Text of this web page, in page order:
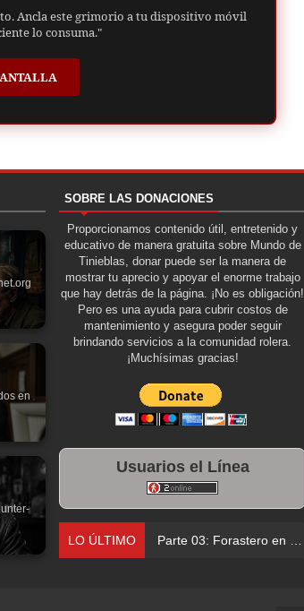
Ancla este grimorio a tu dispositivo móvil
lo consuma."
en
SOBRE LAS DONACIONES
Proporcionamos contenido útil, entretenido y
educativo de manera gratuita sobre Mundo de
Tinieblas, donar puede ser la manera de
mostrar tu aprecio y apoyar el enorme trabajo
que hay detrás de la página. ¡No es obligación!
Pero es una ayuda para cubrir costos de
mantenimiento y asegura poder seguir
brindando servicios a la comunidad rolera.
¡Muchísimas gracias!
Usuarios el Línea
LO ÚLTIMO Parte 03: Forastero en Tierra Muerta